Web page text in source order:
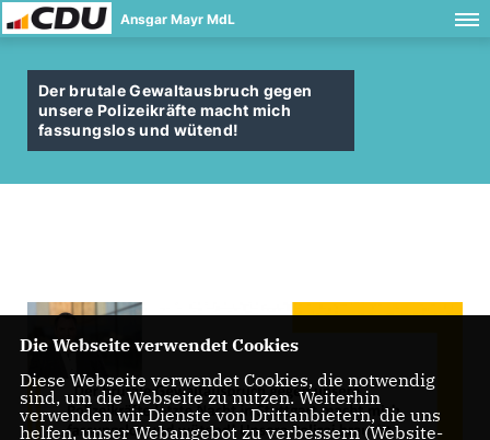
Ansgar Mayr MdL
Der brutale Gewaltausbruch gegen
unsere Polizeikräfte macht mich
fassungslos und wütend!
Die Webseite verwendet Cookies
Diese Webseite verwendet Cookies, die notwendig
sind, um die Webseite zu nutzen. Weiterhin
verwenden wir Dienste von Drittanbietern, die uns
helfen, unser Webangebot zu verbessern (Website-